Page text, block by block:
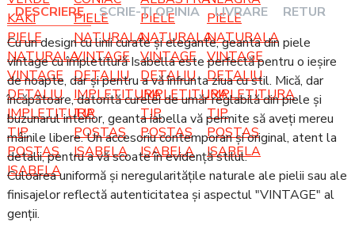
DESCRIERE SCRIE-ȚI OPINIA LIVRARE
RETUR
Cu un design cu linii curate și elegante, geanta din piele
vintage cu împletitură Isabella este perfectă pentru o ieșire
de noapte, dar și pentru a vă înfrunta ziua cu stil. Mică, dar
încăpătoare, datorită curelei de umăr reglabilă din piele și
buzunarul interior, geanta iabella vă permite să aveți mereu
mâinile libere. Un accesoriu contemporan și original, atent la
detalii, pentru a vă scoate în evidență stilul.
Culoarea uniformă și neregularitățile naturale ale pielii sau ale
finisajelor reflectă autenticitatea și aspectul "VINTAGE" al
genții.